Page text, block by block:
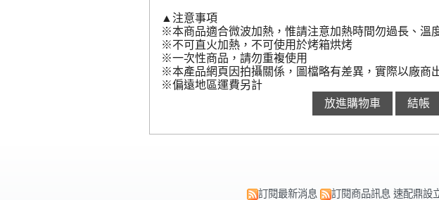
▲注意事項
※本商品適合微波加熱，惟請注意加熱時間勿過長、溫
※不可直火加熱，不可使用於烤箱烘烤
※一次性商品，請勿重複使用
※本產品網頁因拍攝關係，圖檔略有差異，實際以廠商
※偏遠地區運費另計
訂閱最新消息 訂閱商品訊息 速配鼎設